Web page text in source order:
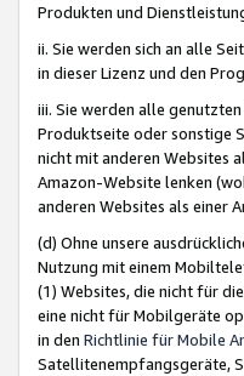
Produkten und
ii. Sie werden sich an alle
in dieser Lizenz und den
iii. Sie werden alle
Produktseite oder sonstige
nicht mit anderen Websites
Amazon-Website lenken
anderen Websites als einer
(d) Ohne unsere
Nutzung mit einem
(1) Websites, die nicht für
eine nicht für Mobilgeräte
in den Richtlinie für Mobile
Satellitenempfangsgeräte,